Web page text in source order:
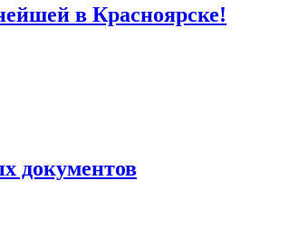
в Красноярске!
документов